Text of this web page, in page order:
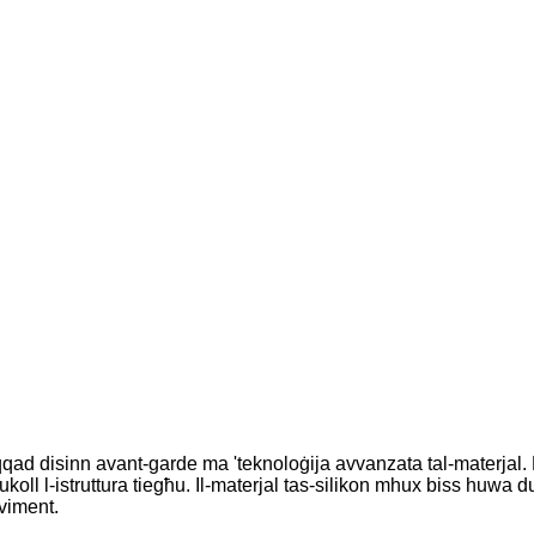
disinn avant-garde ma 'teknoloġija avvanzata tal-
l-istruttura tiegħu. Il-materjal tas-silikon mhux biss huwa